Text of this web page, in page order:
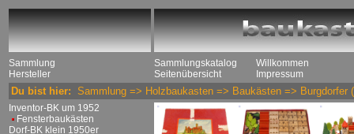
Sammlung
Hersteller
Sammlungskatalog
Seitenübersicht
Willkommen
Impressum
Du bist hier: Sammlung => Holzbaukasten => Baukästen => Burgdorfer
Inventor-BK um 1952
Fensterbaukästen
Dorf-BK klein 1950er